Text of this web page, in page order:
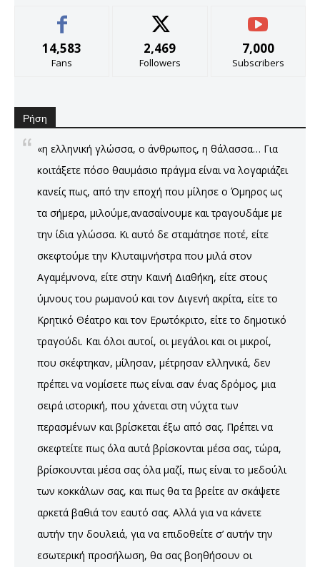
14,583
Fans
2,469
Followers
7,000
Subscribers
Ρήση
«η ελληνική γλώσσα, ο άνθρωπος, η θάλασσα… Για
κοιτάξετε πόσο θαυμάσιο πράγμα είναι να λογαριάζει
κανείς πως, από την εποχή που μίλησε ο Όμηρος ως
τα σήμερα, μιλούμε,ανασαίνουμε και τραγουδάμε με
την ίδια γλώσσα. Κι αυτό δε σταμάτησε ποτέ, είτε
σκεφτούμε την Κλυταιμνήστρα που μιλά στον
Αγαμέμνονα, είτε στην Καινή Διαθήκη, είτε στους
ύμνους του ρωμανού και τον Διγενή ακρίτα, είτε το
Κρητικό Θέατρο και τον Ερωτόκριτο, είτε το δημοτικό
τραγούδι. Και όλοι αυτοί, οι μεγάλοι και οι μικροί,
που σκέφτηκαν, μίλησαν, μέτρησαν ελληνικά, δεν
πρέπει να νομίσετε πως είναι σαν ένας δρόμος, μια
σειρά ιστορική, που χάνεται στη νύχτα των
περασμένων και βρίσκεται έξω από σας. Πρέπει να
σκεφτείτε πως όλα αυτά βρίσκονται μέσα σας, τώρα,
βρίσκουνται μέσα σας όλα μαζί, πως είναι το μεδούλι
των κοκκάλων σας, και πως θα τα βρείτε αν σκάψετε
αρκετά βαθιά τον εαυτό σας. Αλλά για να κάνετε
αυτήν την δουλειά, για να επιδοθείτε σ’ αυτήν την
εσωτερική προσήλωση, θα σας βοηθήσουν οι